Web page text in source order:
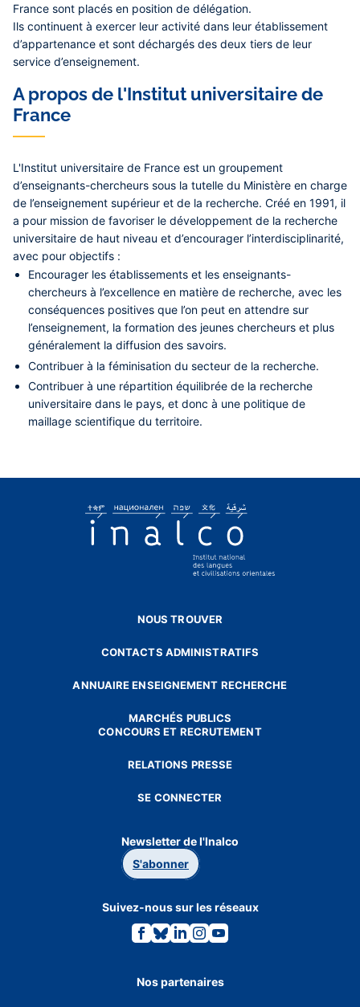
France sont placés en position de délégation.
Ils continuent à exercer leur activité dans leur établissement
d’appartenance et sont déchargés des deux tiers de leur
service d’enseignement.
A propos de l'Institut universitaire de
France
L'Institut universitaire de France est un groupement
d’enseignants-chercheurs sous la tutelle du Ministère en charge
de l’enseignement supérieur et de la recherche. Créé en 1991, il
a pour mission de favoriser le développement de la recherche
universitaire de haut niveau et d’encourager l’interdisciplinarité,
avec pour objectifs :
Encourager les établissements et les enseignants-
chercheurs à l’excellence en matière de recherche, avec les
conséquences positives que l’on peut en attendre sur
l’enseignement, la formation des jeunes chercheurs et plus
généralement la diffusion des savoirs.
Contribuer à la féminisation du secteur de la recherche.
Contribuer à une répartition équilibrée de la recherche
universitaire dans le pays, et donc à une politique de
maillage scientifique du territoire.
NOUS TROUVER
CONTACTS ADMINISTRATIFS
ANNUAIRE ENSEIGNEMENT RECHERCHE
MARCHÉS PUBLICS
CONCOURS ET RECRUTEMENT
RELATIONS PRESSE
SE CONNECTER
Newsletter de l'Inalco
S'abonner
Suivez-nous sur les réseaux
Lien
vers
Facebook.
Lien
vers
Bluesky.
Lien
vers
Linkedin.
Lien
vers
Instagram.
Lien
vers
Youtube.
Nos partenaires